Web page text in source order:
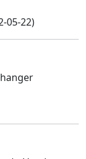
05-22)